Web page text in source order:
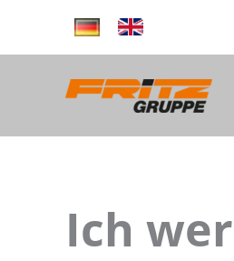
Ich